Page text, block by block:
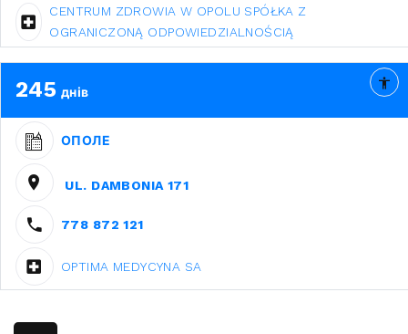
CENTRUM ZDROWIA W OPOLU SPÓŁKA Z
OGRANICZONĄ ODPOWIEDZIALNOŚCIĄ
245 днів
ОПОЛЕ
UL. DAMBONIA 171
778 872 121
OPTIMA MEDYCYNA SA